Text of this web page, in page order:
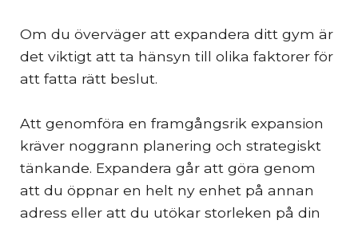
Om du överväger att expandera ditt gym är
det viktigt att ta hänsyn till olika faktorer för
att fatta rätt beslut.
Att genomföra en framgångsrik expansion
kräver noggrann planering och strategiskt
tänkande. Expandera går att göra genom
att du öppnar en helt ny enhet på annan
adress eller att du utökar storleken på din